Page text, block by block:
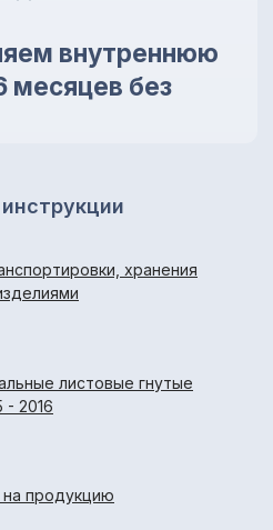
хранения
листовые гнутые
2016
продукцию